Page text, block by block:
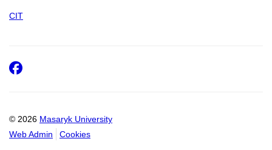
CIT
© 2026 Masaryk University
Web Admin
Cookies
Facebook